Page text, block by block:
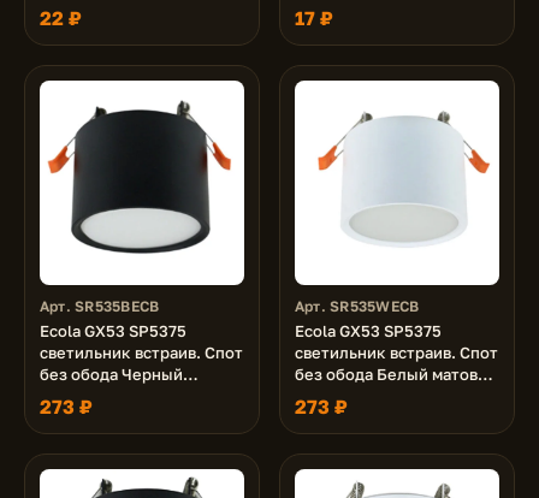
LDxxxx 5.0W, RGB
22 ₽
LDxxxx 5.0W, Желтая
Yellow
17 ₽
Арт. SR535BECB
Ecola GX53 SP5375
светильник встраив. Спот
без обода Черный
матовый 82х81 (к+)
273 ₽
Арт. SR535WECB
Ecola GX53 SP5375
светильник встраив. Спот
без обода Белый матовый
82х81 (к+)
273 ₽